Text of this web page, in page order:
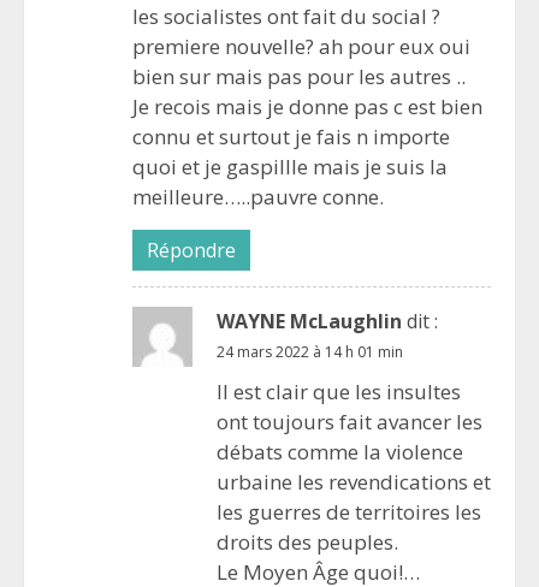
les socialistes ont fait du social ?
premiere nouvelle? ah pour eux oui
bien sur mais pas pour les autres ..
Je recois mais je donne pas c est bien
connu et surtout je fais n importe
quoi et je gaspillle mais je suis la
meilleure…..pauvre conne.
Répondre
WAYNE McLaughlin dit :
24 mars 2022 à 14 h 01 min
Il est clair que les insultes
ont toujours fait avancer les
débats comme la violence
urbaine les revendications et
les guerres de territoires les
droits des peuples.
Le Moyen Âge quoi!…